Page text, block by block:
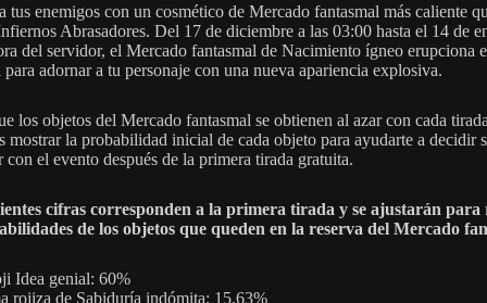
tus enemigos con un cosmético de Mercado fantasmal más caliente
Abrasadores. Del 17 de diciembre a las 03:00 hasta el 14 de
del servidor, el Mercado fantasmal de Nacimiento ígneo erupciona
adornar a tu personaje con una nueva apariencia explosiva.
los objetos del Mercado fantasmal se obtienen al azar con cada
mostrar la probabilidad inicial de cada objeto para ayudarte a decidir
con el evento después de la primera tirada gratuita.
cifras corresponden a la primera tirada y se ajustarán
de los objetos que queden en la reserva del Mercado
Idea genial: 60%
rojiza de Sabiduría indómita: 15,63%